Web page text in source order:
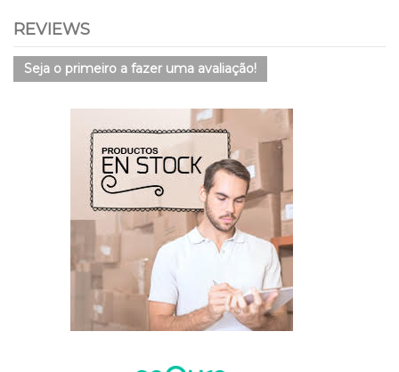
REVIEWS
Seja o primeiro a fazer uma avaliação!